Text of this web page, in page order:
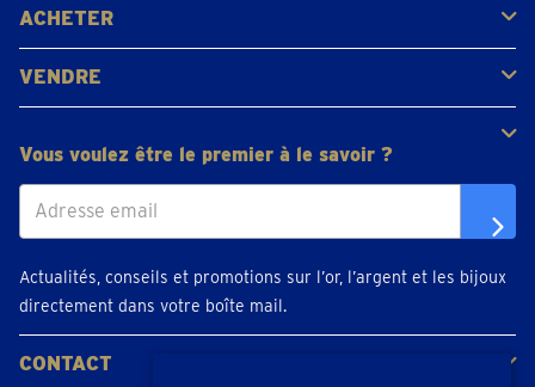
ACHETER
Acheter de l'or
Acheter des pièces
Acheter de l'argent
VENDRE
Bijoux en or
Pièces d'or
Lingots d'or
Vous voulez être le premier à le savoir ?
Actualités, conseils et promotions sur l’or, l’argent et les bijoux
directement dans votre boîte mail.
CONTACT